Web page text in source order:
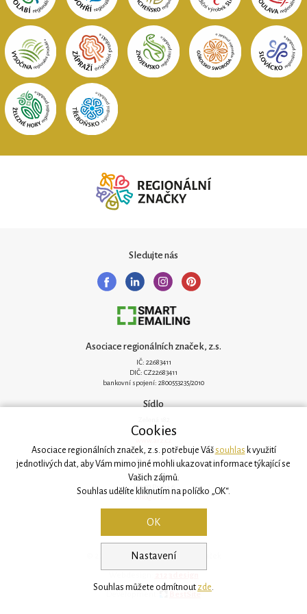
Sledujte nás
Asociace regionálních značek, z.s.
IČ: 22683411
DIČ: CZ22683411
bankovní spojení: 2800553235/2010
Sídlo
251 62 Mukařov
Kancelář
Svatovítská 906/6
160 00 Praha 6
© 2026, Asociace regionálních značek
BestSite
Cookies
Asociace regionálních značek, z.s. potřebuje Vášsouhlas k využití
jednotlivých dat, aby Vám mimo jiné mohli ukazovat informace týkající se
Vašich zájmů.
Souhlas udělíte kliknutím na políčko „OK“.
Nastavení
OK
Souhlas můžete odmítnout zde.